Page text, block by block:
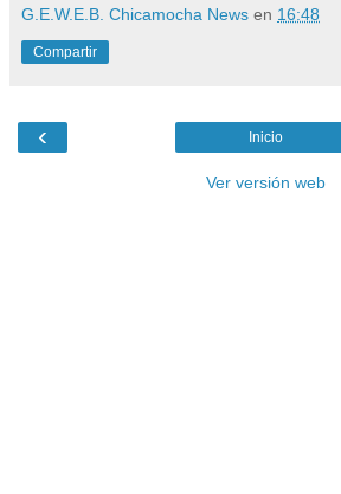
G.E.W.E.B. Chicamocha News en 16:48
Compartir
‹ Inicio
Ver versión web